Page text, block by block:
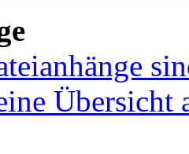
Übersicht